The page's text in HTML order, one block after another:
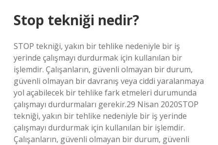
Stop tekniği nedir?
STOP tekniği, yakın bir tehlike nedeniyle bir iş
yerinde çalışmayı durdurmak için kullanılan bir
işlemdir. Çalışanların, güvenli olmayan bir durum,
güvenli olmayan bir davranış veya ciddi yaralanmaya
yol açabilecek bir tehlike fark etmeleri durumunda
çalışmayı durdurmaları gerekir.29 Nisan 2020STOP
tekniği, yakın bir tehlike nedeniyle bir iş yerinde
çalışmayı durdurmak için kullanılan bir işlemdir.
Çalışanların, güvenli olmayan bir durum, güvenli